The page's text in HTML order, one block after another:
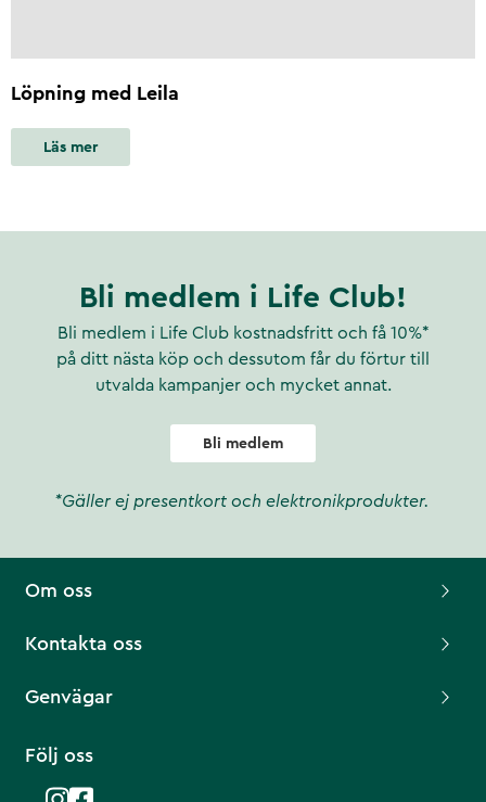
Löpning med Leila
Läs mer
Bli medlem i Life Club!
Bli medlem i Life Club kostnadsfritt och få 10%*
på ditt nästa köp och dessutom får du förtur till
utvalda kampanjer och mycket annat.
Bli medlem
*Gäller ej presentkort och elektronikprodukter.
Om oss
Kontakta oss
Genvägar
Följ oss